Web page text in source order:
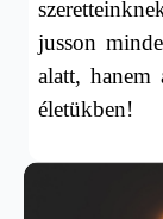
jusson
alatt, hanem
életükben!